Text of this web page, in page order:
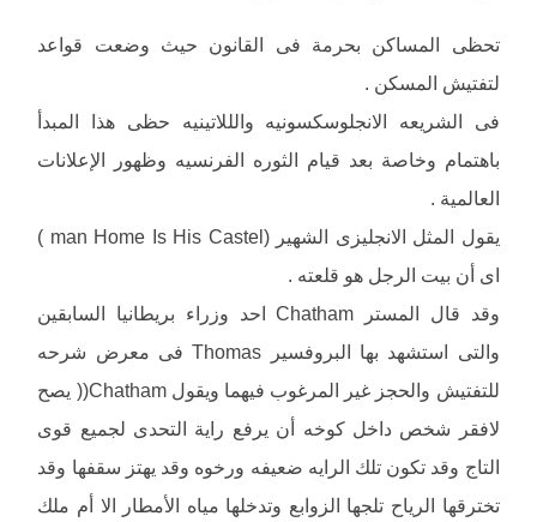
تحظى المساكن بحرمة فى القانون حيث وضعت قواعد
لتفتيش المسكن .
فى الشريعه الانجلوسكسونيه والللاتينيه حظى هذا المبدأ
باهتمام وخاصة بعد قيام الثوره الفرنسيه وظهور الإعلانات
العالمية .
يقول المثل الانجليزى الشهير (man Home Is His Castel )
اى أن بيت الرجل هو قلعته .
وقد قال المستر Chatham احد وزراء بريطانيا السابقين
والتى استشهد بها البروفسير Thomas فى معرض شرحه
للتفتيش والحجز غير المرغوب فيهما ويقول Chatham(( يصح
لافقر شخص داخل كوخه أن يرفع راية التحدى لجميع قوى
التاج وقد تكون تلك الرايه ضعيفه ورخوه وقد يهتز سقفها وقد
تخترقها الرياح تلجها الزوابع وتدخلها مياه الأمطار الا أم ملك